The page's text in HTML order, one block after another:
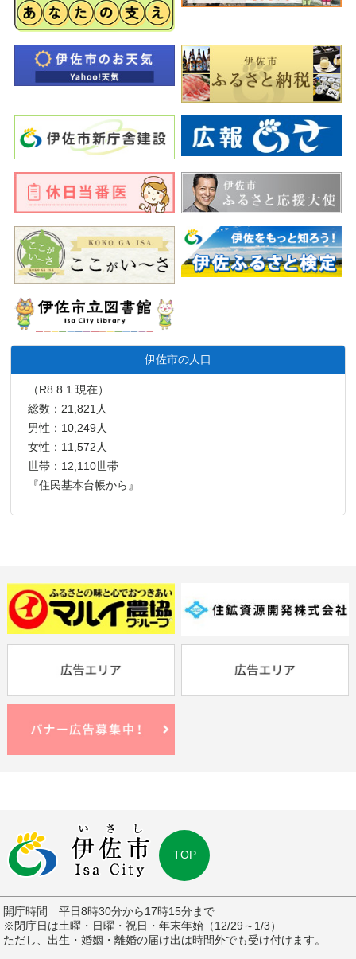
伊佐市の人口
（R8.8.1 現在）
総数：21,821人
男性：10,249人
女性：11,572人
世帯：12,110世帯
『住民基本台帳から』
TOP
開庁時間 平日8時30分から17時15分まで
※閉庁日は土曜・日曜・祝日・年末年始（12/29～1/3）
ただし、出生・婚姻・離婚の届け出は時間外でも受け付けます。